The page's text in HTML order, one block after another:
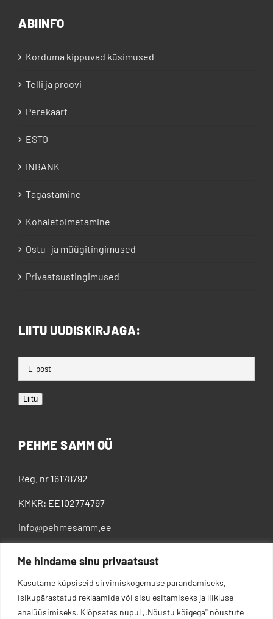
Me hindame sinu privaatsust
Kasutame küpsiseid sirvimiskogemuse parandamiseks,
isikupärastatud reklaamide või sisu esitamiseks ja liikluse
analüüsimiseks. Klõpsates nupul ,,Nõustu kõigega'' nõustute
ABIINFO
Korduma kippuvad küsimused
Telli ja proovi
Perekaart
ESTO
INBANK
Tagastamine
Kohaletoimetamine
Ostu- ja müügitingimused
Privaatsustingimused
LIITU UUDISKIRJAGA:
Liitu
PEHME SAMM OÜ
Reg. nr 16178792
KMKR: EE102774797
info@pehmesamm.ee